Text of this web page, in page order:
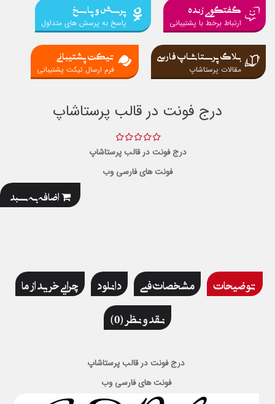
گفتگوی زنده
ارتباط برخط با پشتیبانی
پرسش و پاسخ
پاسخ به پرسش های متداول
بلاگ پرستاشاپ فارسی
مقالات پرستاشاپ
تیکت پشتیبانی
فرم ارسال تیکت پشتیبانی
درج فونت در قالب پرستاشاپ
درج فونت در قالب پرستاشاپ
فونت های فارسی وب
اضافه به سبد
توضیحات مشخصات فنی دانلود
چرایی خرید از ما
نقد و نظر (0)
درج فونت در قالب پرستاشاپ
فونت های فارسی وب